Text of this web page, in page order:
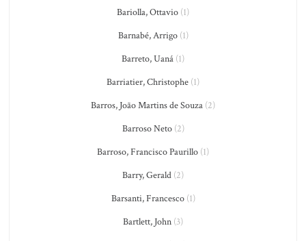
Bariolla, Ottavio (1)
Barnabé, Arrigo(1)
Barreto, Uaná (1)
Barriatier, Christophe (1)
Barros, João Martins de Souza (2)
Barroso Neto(2)
Barroso, Francisco Paurillo (1)
Barry, Gerald (2)
Barsanti, Francesco(1)
Bartlett, John (3)